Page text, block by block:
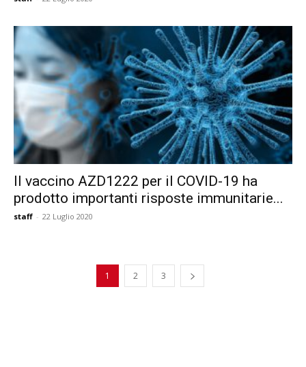
Il vaccino AZD1222 per il COVID-19 ha
prodotto importanti risposte immunitarie...
staff - 22 Luglio 2020
1 2 3